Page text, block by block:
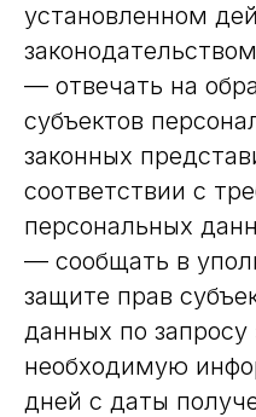
установленном
— отвечать на
субъектов
законных
соответствии с
персональных
— сообщать в
защите прав
данных по запросу
необходимую
дней с даты